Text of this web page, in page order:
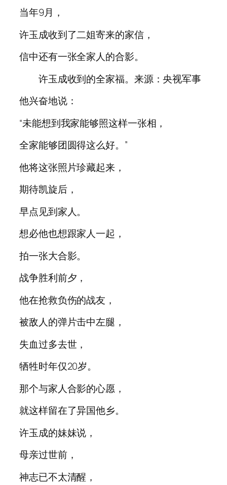
当年9月，
许玉成收到了二姐寄来的家信，
信中还有一张全家人的合影。
许玉成收到的全家福。来源：央视军事
他兴奋地说：
“未能想到我家能够照这样一张相，
全家能够团圆得这么好。”
他将这张照片珍藏起来，
期待凯旋后，
早点见到家人。
想必他也想跟家人一起，
拍一张大合影。
战争胜利前夕，
他在抢救负伤的战友，
被敌人的弹片击中左腿，
失血过多去世，
牺牲时年仅20岁。
那个与家人合影的心愿，
就这样留在了异国他乡。
许玉成的妹妹说，
母亲过世前，
神志已不太清醒，